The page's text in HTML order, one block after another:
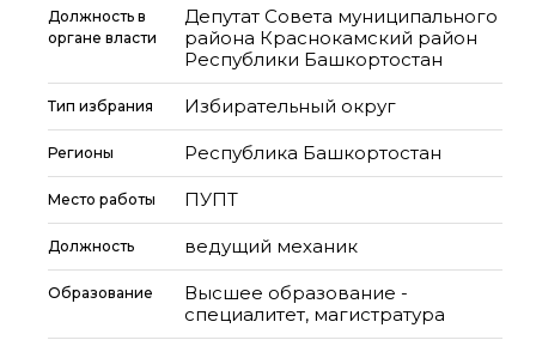
Должность в
органе власти
Депутат Совета муниципального
района Краснокамский район
Республики Башкортостан
Тип избрания Избирательный округ
Регионы Республика Башкортостан
Место работы ПУПТ
Должность ведущий механик
Образование
Высшее образование -
специалитет, магистратура